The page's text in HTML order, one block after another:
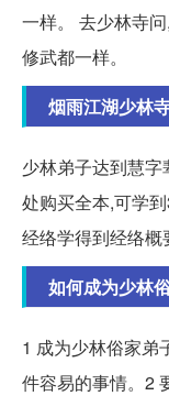
一样。 去少林寺
修武都一样。
烟雨江湖少林
少林弟子达到慧
处购买全本,可学
经络学得到经络概
如何成为少林
1 成为少林俗家弟
件容易的事情。2